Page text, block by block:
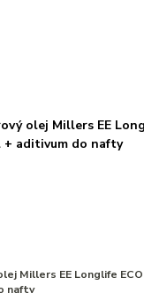
Millers EE Longlife
nafty